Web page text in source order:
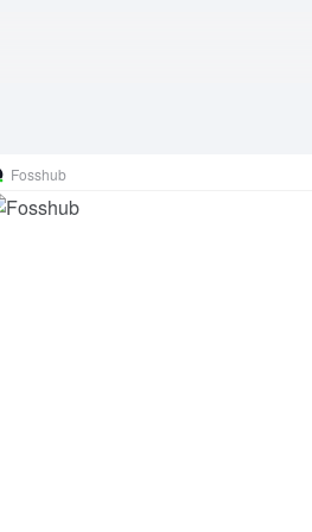
Fosshub